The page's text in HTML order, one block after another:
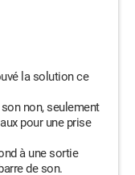
la solution ce
non, seulement
pour une prise
à une sortie
de son.